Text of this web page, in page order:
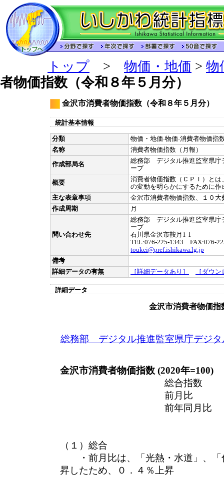
トップ > 物価・地価 > 物
者物価指数（令和８年５月分）
金沢市消費者物価指数（令和８年５月分）
統計基本情報
分類
物価・地価-物価-消費者物価指
名称
消費者物価指数（月報）
作成部局名
総務部 デジタル推進監室県庁
ープ
概要
消費者物価指数（ＣＰＩ）と
の変動を明らかにするために作
主な表章事項
金沢市消費者物価指数、１０
作成周期
月
問い合わせ先
総務部 デジタル推進監室県庁
ープ
石川県金沢市鞍月1-1
TEL:076-225-1343 FAX:076-
toukei@pref.ishikawa.lg.jp
備考
詳細データの有無
［詳細データあり］ ［ダウ
詳細データ
金沢市消費者物価指
総務部 デジタル推進監室県庁デジ
金沢市消費者物価指数 (2020年=100)
総合指数 １
前月比 （＋）
前年同月比 （＋
（１）総合
・前月比は、「光熱・水道」、「
昇したため、０．４％上昇